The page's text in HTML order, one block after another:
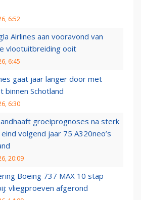
6:52
Airlines aan vooravond van
vlootuitbreiding ooit
6:45
gaat jaar langer door met
binnen Schotland
6:30
groeiprognoses na sterk
volgend jaar 75 A320neo’s
20:09
Boeing 737 MAX 10 stap
vliegproeven afgerond